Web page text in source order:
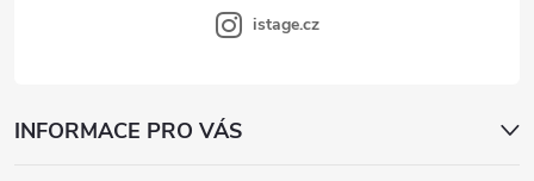
istage.cz
INFORMACE PRO VÁS